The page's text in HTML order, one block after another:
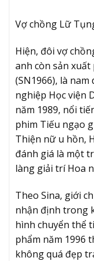
Vợ chồng Lữ
Hiện, đôi vợ
anh còn sản
(SN1966), là
nghiệp Học viện
năm 1989, nổi
phim Tiếu ngạo
Thiện nữ u hồn,
đánh giá là một
làng giải trí Hoa
Theo Sina, giới
nhận định trong
hình chuyển thể
phẩm năm 1996
không quá đẹp